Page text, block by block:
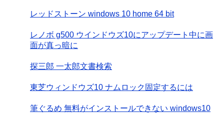
レッドストーン windows 10 home 64 bit
レノボ g500 ウインドウズ10にアップデート中に画
面が真っ暗に
探三郎 一太郎文書検索
東芝ウィンドウズ10 ナムロック固定するには
筆ぐるめ 無料がインストールできない windows10